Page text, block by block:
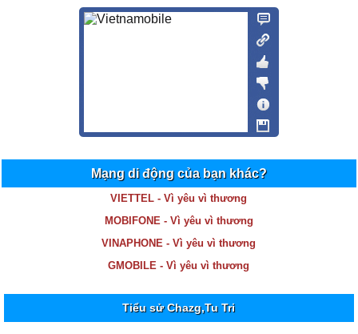
Mạng di động của bạn khác?
VIETTEL - Vì yêu vì thương
MOBIFONE - Vì yêu vì thương
VINAPHONE - Vì yêu vì thương
GMOBILE - Vì yêu vì thương
Tiểu sử Chazg,Tu Tri